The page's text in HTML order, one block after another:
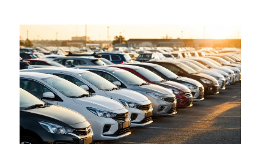
Συμβουλές
Χρηστικά
Συμβουλές
ΚΤΕΟ